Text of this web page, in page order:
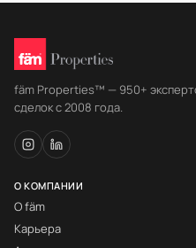
fäm Properties™ — 950+
сделок с 2008 года.
О КОМПАНИИ
О fäm
Карьера